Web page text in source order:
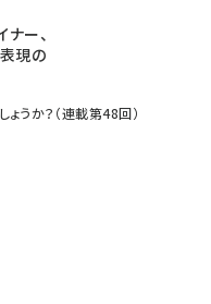
ナー、
現の
うか？（連載第48回）